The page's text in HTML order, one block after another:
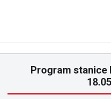
Program stanice